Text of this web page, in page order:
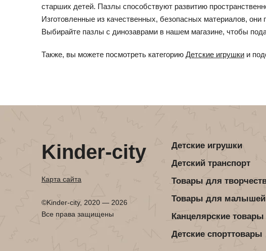
Детские украшения
Детская косметика
Товары для праздника
Товары для маленьких детей
Уход и гигиена ребенка
Канцелярские товары
Детская мебель
старших детей. Пазлы способствуют развитию
Изготовленные из качественных, безопасных материалов,
Выбирайте пазлы с динозаврами в нашем магазине, чтобы
Также, вы можете посмотреть категорию Детские игрушки и
Kinder-city
Карта сайта
©Kinder-city, 2020 — 2026
Все права защищены
Детские игрушки
Детский транспорт
Товары для
Товары для малышей
Канцелярские товары
Детские спорттовары